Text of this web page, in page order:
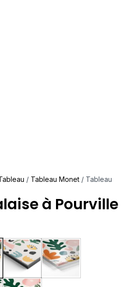
/ Tableau Monet / Tableau
à Pourville
Monté Sur Châssis
Tableau Cadre Flottant
Tableau Plexiglas